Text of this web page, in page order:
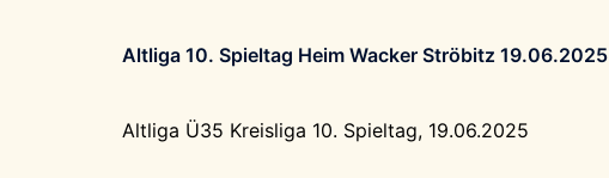
Altliga 10. Spieltag Heim Wacker Ströbitz 19.06.2025
Altliga Ü35 Kreisliga 10. Spieltag, 19.06.2025